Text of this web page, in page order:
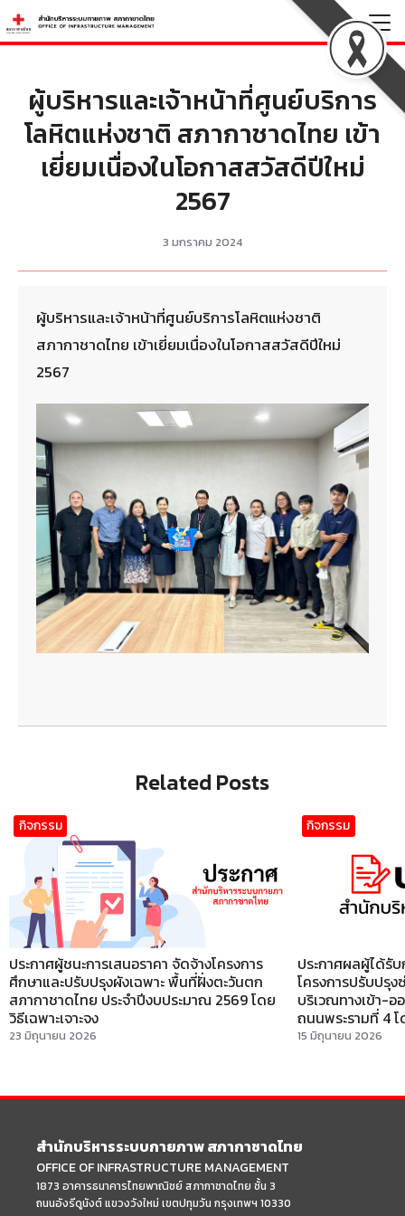
Skip
to
ผู้บริหารและเจ้าหน้าที่ศูนย์บริการ
โลหิตแห่งชาติ สภากาชาดไทย เข้า
เยี่ยมเนื่องในโอกาสสวัสดีปีใหม่
2567
3 มกราคม 2024
ผู้บริหารและเจ้าหน้าที่ศูนย์บริการโลหิตแห่งชาติ
สภากาชาดไทย เข้าเยี่ยมเนื่องในโอกาสสวัสดีปีใหม่
2567
Related Posts
กิจกรรม
ประกาศผู้ชนะการเสนอราคา จัดจ้างโครงการ
ศึกษาและปรับปรุงผังเฉพาะ พื้นที่ฝั่งตะวันตก
สภากาชาดไทย ประจำปีงบประมาณ 2569 โดย
วิธีเฉพาะเจาะจง
23 มิถุนายน 2026
กิจกรรม
ประกาศผลผู้ได้รั
โครงการปรับปรุ
บริเวณทางเข้า-
ถนนพระรามที่ 4
15 มิถุนายน 2026
สำนักบริหารระบบกายภาพ สภากาชาดไทย
OFFICE OF INFRASTRUCTURE MANAGEMENT
1873 อาคารธนาคารไทยพาณิชย์ สภากาชาดไทย ชั้น 3
ถนนอังรีดูนังต์ แขวงวังใหม่ เขตปทุมวัน กรุงเทพฯ 10330